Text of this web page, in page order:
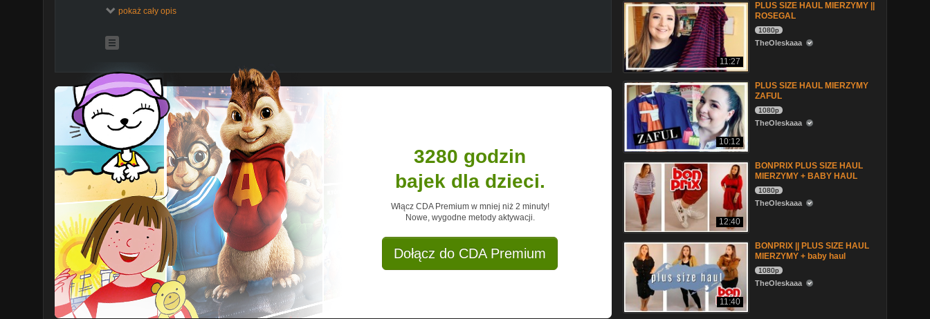
- MASZ PYTANIE? Pisz na theoleskaaa.yt@gmail.com
- WSPÓŁPRACA- kontakt: theoleskaaa@gmail.com
LINKI:
Newchic Official:
https://nc.ggood.vip/Whnu
Bluza polarowa / Hoodie:https://nc.ggood.vip/W3ZV rozm UK18
Koszula Jeansowa / Denim Asymmetrical Shirt:https://nc.ggood.vip/W3ZX
Kocia koszulka / Cartoon Cat Printed T-shirt:https://nc.ggood.vip/W3ZZ
Różowy kardigan / Solid Color Hollow Loose Knit Cardigan:
https://nc.ggood.vip/W7Kr rozm. 44
Biała koszula / Lace Patchwork Shirt:https://nc.ggood.vip/W7Kt
(15% OFF)Product coupon Link:https://nc.ggood.vip/Whnl
#Newchic #newchic #NewchicGals
Usta: Maybelline RULER
Paznokcie SEMILAC Girl on fire
DISCLAIMER Wiem, że jestem GRUBA, bo jak większość ludzkości umiem korzystać z lustra.
Wszystkie komentarze na ten temat beda usuwane:)
FILM ZAWIERA
pokaż cały opis
3280 godzin
bajek dla dzieci.
Włącz CDA Premium w mniej niż 2 minuty!
Nowe, wygodne metody aktywacji.
Dołącz do CDA Premium
11:27
PLUS SIZE HAUL MIERZYMY ||
ROSEGAL
1080p
TheOleskaaa
10:12
PLUS SIZE HAUL MIERZYMY
ZAFUL
1080p
TheOleskaaa
12:40
BONPRIX PLUS SIZE HAUL
MIERZYMY + BABY HAUL
1080p
TheOleskaaa
11:40
BONPRIX || PLUS SIZE HAUL
MIERZYMY + baby haul
1080p
TheOleskaaa